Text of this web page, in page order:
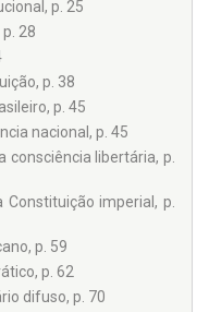
p. 25
28
p. 38
p. 45
nacional, p. 45
consciência libertária, p.
imperial, p.
p. 59
p. 62
difuso, p. 70